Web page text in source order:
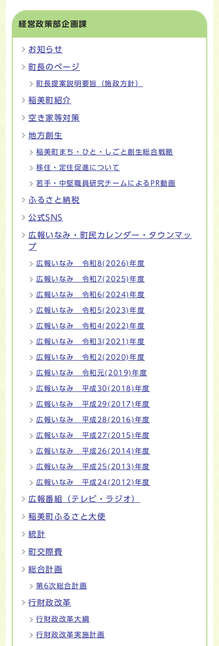
経営政策部企画課
お知らせ
町長のページ
町長提案説明要旨（施政方針）
稲美町紹介
空き家等対策
地方創生
稲美町まち・ひと・しごと創生総合戦略
移住・定住促進について
若手・中堅職員研究チームによるPR動画
ふるさと納税
公式SNS
広報いなみ・町民カレンダー・タウンマッ
プ
広報いなみ 令和8(2026)年度
広報いなみ 令和7(2025)年度
広報いなみ 令和6(2024)年度
広報いなみ 令和5(2023)年度
広報いなみ 令和4(2022)年度
広報いなみ 令和3(2021)年度
広報いなみ 令和2(2020)年度
広報いなみ 令和元(2019)年度
広報いなみ 平成30(2018)年度
広報いなみ 平成29(2017)年度
広報いなみ 平成28(2016)年度
広報いなみ 平成27(2015)年度
広報いなみ 平成26(2014)年度
広報いなみ 平成25(2013)年度
広報いなみ 平成24(2012)年度
広報番組（テレビ・ラジオ）
稲美町ふるさと大使
統計
町交際費
総合計画
第6次総合計画
行財政改革
行財政改革大綱
行財政改革実施計画